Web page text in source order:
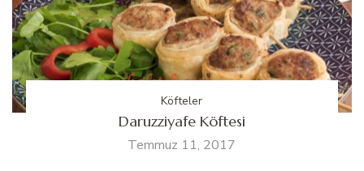
Köfteler
Daruzziyafe Köftesi
Temmuz 11, 2017